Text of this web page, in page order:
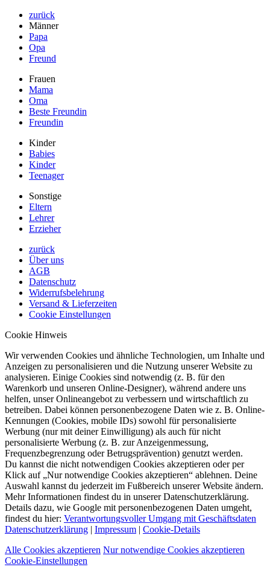
zurück
Männer
Papa
Opa
Freund
Frauen
Mama
Oma
Beste Freundin
Freundin
Kinder
Babies
Kinder
Teenager
Sonstige
Eltern
Lehrer
Erzieher
zurück
Über uns
AGB
Datenschutz
Widerrufsbelehrung
Versand & Lieferzeiten
Cookie Einstellungen
Cookie Hinweis
Wir verwenden Cookies und ähnliche Technologien, um Inhalte und
Anzeigen zu personalisieren und die Nutzung unserer Website zu
analysieren. Einige Cookies sind notwendig (z. B. für den
Warenkorb und unseren Online-Designer), während andere uns
helfen, unser Onlineangebot zu verbessern und wirtschaftlich zu
betreiben. Dabei können personenbezogene Daten wie z. B. Online-
Kennungen (Cookies, mobile IDs) sowohl für personalisierte
Werbung (nur mit deiner Einwilligung) als auch für nicht
personalisierte Werbung (z. B. zur Anzeigenmessung,
Frequenzbegrenzung oder Betrugsprävention) genutzt werden.
Du kannst die nicht notwendigen Cookies akzeptieren oder per
Klick auf „Nur notwendige Cookies akzeptieren“ ablehnen. Deine
Auswahl kannst du jederzeit im Fußbereich unserer Website ändern.
Mehr Informationen findest du in unserer Datenschutzerklärung.
Details dazu, wie Google mit personenbezogenen Daten umgeht,
findest du hier: Verantwortungsvoller Umgang mit Geschäftsdaten
Datenschutzerklärung | Impressum | Cookie-Details
Alle Cookies akzeptieren Nur notwendige Cookies akzeptieren
Cookie-Einstellungen